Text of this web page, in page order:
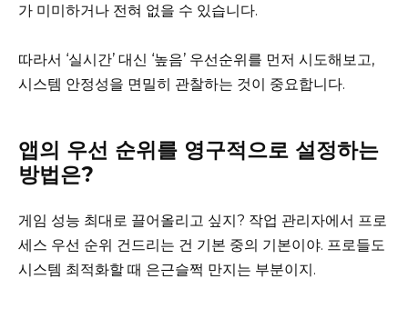
가 미미하거나 전혀 없을 수 있습니다.
따라서 ‘실시간’ 대신 ‘높음’ 우선순위를 먼저 시도해보고,
시스템 안정성을 면밀히 관찰하는 것이 중요합니다.
앱의 우선 순위를 영구적으로 설정하는
방법은?
게임 성능 최대로 끌어올리고 싶지? 작업 관리자에서 프로
세스 우선 순위 건드리는 건 기본 중의 기본이야. 프로들도
시스템 최적화할 때 은근슬쩍 만지는 부분이지.